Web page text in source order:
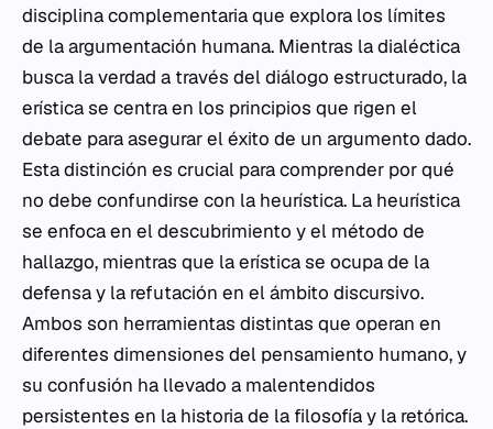
disciplina complementaria que explora los límites
de la argumentación humana. Mientras la dialéctica
busca la verdad a través del diálogo estructurado, la
erística se centra en los principios que rigen el
debate para asegurar el éxito de un argumento dado.
Esta distinción es crucial para comprender por qué
no debe confundirse con la heurística. La heurística
se enfoca en el descubrimiento y el método de
hallazgo, mientras que la erística se ocupa de la
defensa y la refutación en el ámbito discursivo.
Ambos son herramientas distintas que operan en
diferentes dimensiones del pensamiento humano, y
su confusión ha llevado a malentendidos
persistentes en la historia de la filosofía y la retórica.